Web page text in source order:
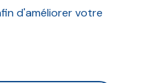
référentiel pour le
à ces questions, le
les ODD. Bastien
d'améliorer votre